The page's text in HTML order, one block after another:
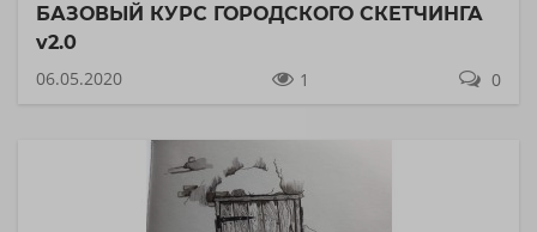
БАЗОВЫЙ КУРС ГОРОДСКОГО СКЕТЧИНГА
v2.0
06.05.2020
1 0